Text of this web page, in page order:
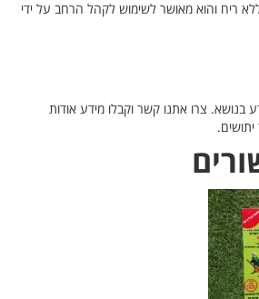
ריח והוא מאושר לשימוש לקהל הרחב על ידי
בנושא. צרו אתנו קשר וקבלו מידע אודות